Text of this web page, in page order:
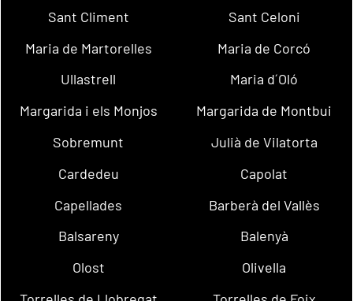
Sant Climent
Sant Celoni
Maria de Martorelles
Maria de Corcó
Ullastrell
Maria d´Oló
Margarida i els Monjos
Margarida de Montbui
Sobremunt
Julià de Vilatorta
Cardedeu
Capolat
Capellades
Barberà del Vallès
Balsareny
Balenyà
Olost
Olivella